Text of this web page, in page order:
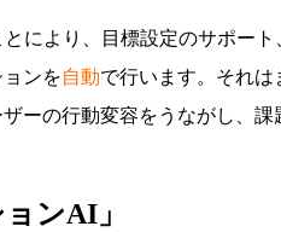
により、目標設定のサポー
ンを自動で行います。それは
ーの行動変容をうながし、課
ンAI」